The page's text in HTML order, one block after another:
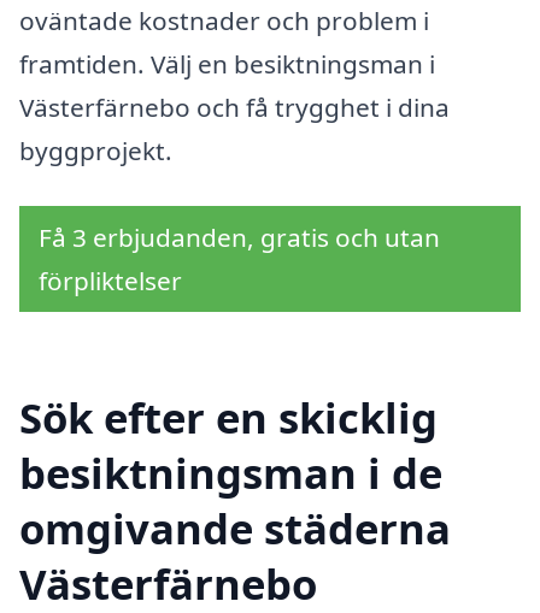
oväntade kostnader och problem i
framtiden. Välj en besiktningsman i
Västerfärnebo och få trygghet i dina
byggprojekt.
Få 3 erbjudanden, gratis och utan
förpliktelser
Sök efter en skicklig
besiktningsman i de
omgivande städerna
Västerfärnebo